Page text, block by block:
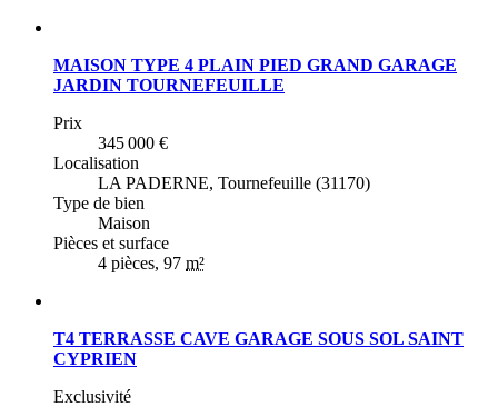
MAISON TYPE 4 PLAIN PIED GRAND GARAGE
JARDIN TOURNEFEUILLE
Prix
345 000 €
Localisation
LA PADERNE, Tournefeuille (31170)
Type de bien
Maison
Pièces et surface
4 pièces, 97 m²
T4 TERRASSE CAVE GARAGE SOUS SOL SAINT
CYPRIEN
Exclusivité